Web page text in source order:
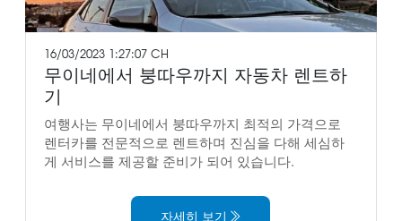
16/03/2023 1:27:07 CH
무이네에서 붕따우까지 자동차 렌트하
기
여행사는 무이네에서 붕따우까지 최적의 가격으로
렌터카를 전문적으로 렌트하며 진심을 다해 세심하
게 서비스를 제공할 준비가 되어 있습니다.
자세히 보기